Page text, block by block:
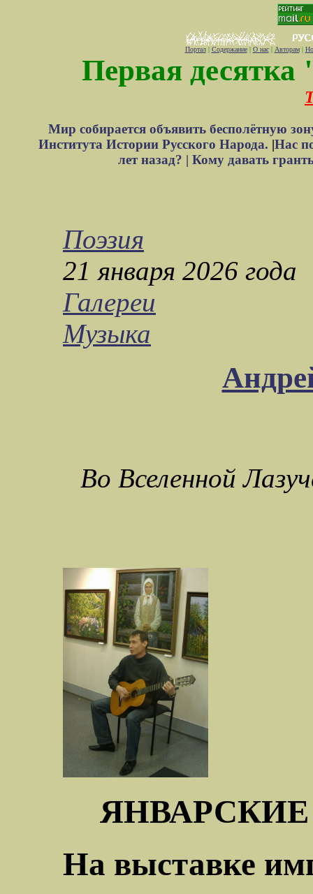
Портал| Содержание| О нас| Авторам|
Первая десятка
Мир собирается объявить бесполётную
Института Истории Русского Народа. |Нас
лет назад? | Кому давать
Поэзия
21 января 2026 года
Галереи
Музыка
Во Вселенной
ЯНВАРСКИЕ
На выставке